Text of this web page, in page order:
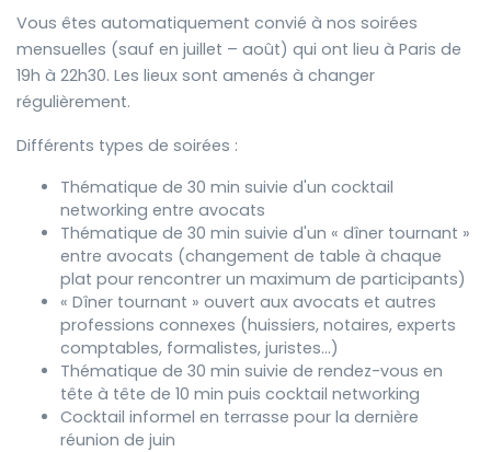
Vous êtes automatiquement convié à nos soirées
mensuelles (sauf en juillet – août) qui ont lieu à Paris de
19h à 22h30. Les lieux sont amenés à changer
régulièrement.
Différents types de soirées :
Thématique de 30 min suivie d'un cocktail
networking entre avocats
Thématique de 30 min suivie d'un « dîner tournant »
entre avocats (changement de table à chaque
plat pour rencontrer un maximum de participants)
« Dîner tournant » ouvert aux avocats et autres
professions connexes (huissiers, notaires, experts
comptables, formalistes, juristes…)
Thématique de 30 min suivie de rendez-vous en
tête à tête de 10 min puis cocktail networking
Cocktail informel en terrasse pour la dernière
réunion de juin